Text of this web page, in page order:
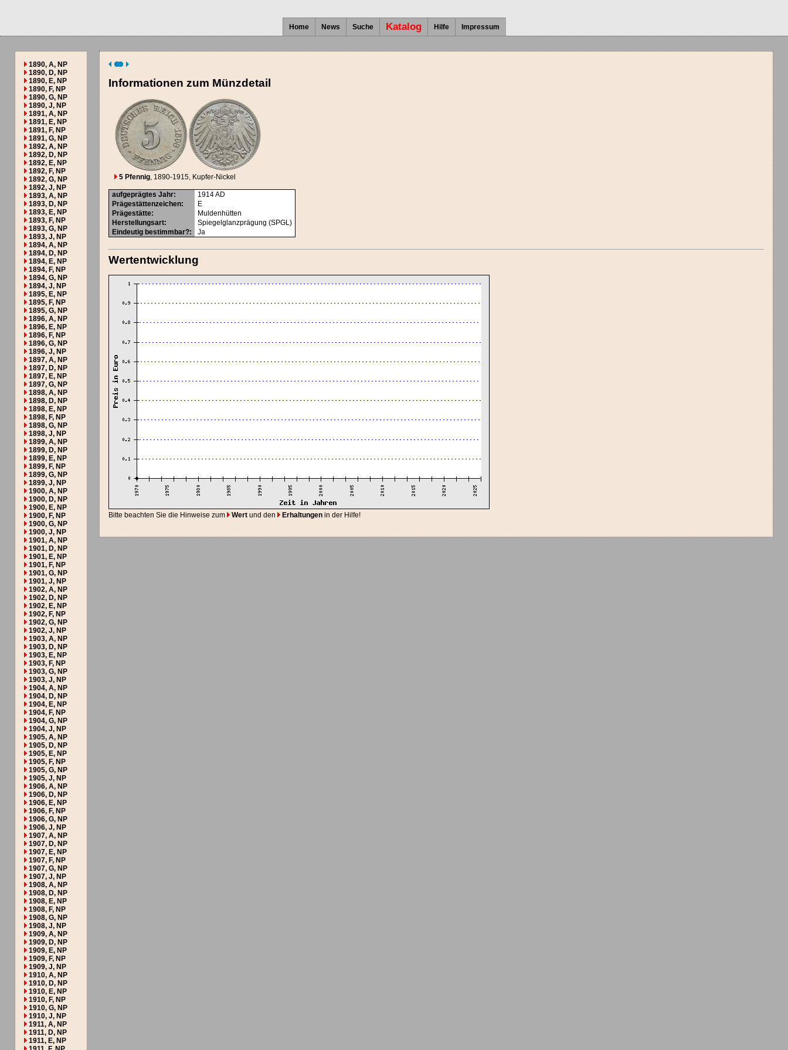
Home News Suche Katalog Hilfe Impressum
1890, A, NP
1890, D, NP
1890, E, NP
1890, F, NP
1890, G, NP
1890, J, NP
1891, A, NP
1891, E, NP
1891, F, NP
1891, G, NP
1892, A, NP
1892, D, NP
1892, E, NP
1892, F, NP
1892, G, NP
1892, J, NP
1893, A, NP
1893, D, NP
1893, E, NP
1893, F, NP
1893, G, NP
1893, J, NP
1894, A, NP
1894, D, NP
1894, E, NP
1894, F, NP
1894, G, NP
1894, J, NP
1895, E, NP
1895, F, NP
1895, G, NP
1896, A, NP
1896, E, NP
1896, F, NP
1896, G, NP
1896, J, NP
1897, A, NP
1897, D, NP
1897, E, NP
1897, G, NP
1898, A, NP
1898, D, NP
1898, E, NP
1898, F, NP
1898, G, NP
1898, J, NP
1899, A, NP
1899, D, NP
1899, E, NP
1899, F, NP
1899, G, NP
1899, J, NP
1900, A, NP
1900, D, NP
1900, E, NP
1900, F, NP
1900, G, NP
1900, J, NP
1901, A, NP
1901, D, NP
1901, E, NP
1901, F, NP
1901, G, NP
1901, J, NP
1902, A, NP
1902, D, NP
1902, E, NP
1902, F, NP
1902, G, NP
1902, J, NP
1903, A, NP
1903, D, NP
1903, E, NP
1903, F, NP
1903, G, NP
1903, J, NP
1904, A, NP
1904, D, NP
1904, E, NP
1904, F, NP
1904, G, NP
1904, J, NP
1905, A, NP
1905, D, NP
1905, E, NP
1905, F, NP
1905, G, NP
1905, J, NP
1906, A, NP
1906, D, NP
1906, E, NP
1906, F, NP
1906, G, NP
1906, J, NP
1907, A, NP
1907, D, NP
1907, E, NP
1907, F, NP
1907, G, NP
1907, J, NP
1908, A, NP
1908, D, NP
1908, E, NP
1908, F, NP
1908, G, NP
1908, J, NP
1909, A, NP
1909, D, NP
1909, E, NP
1909, F, NP
1909, J, NP
1910, A, NP
1910, D, NP
1910, E, NP
1910, F, NP
1910, G, NP
1910, J, NP
1911, A, NP
1911, D, NP
1911, E, NP
Informationen zum Münzdetail
5 Pfennig, 1890-1915, Kupfer-Nickel
aufgeprägtes Jahr: 1914AD
Prägestättenzeichen:
E
Prägestätte:
Muldenhütten
Herstellungsart:
Spiegelglanzprägung (SPGL)
Eindeutig bestimmbar?: Ja
Wertentwicklung
Bitte beachten Sie die Hinweise zum Wert und den Erhaltungen in der Hilfe!